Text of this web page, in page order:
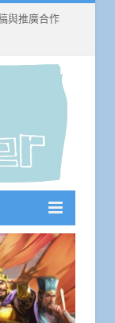
與推廣合作